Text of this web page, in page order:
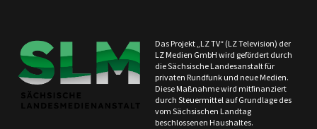
Das Projekt „LZ TV“ (LZ Television) der
LZ Medien GmbH wird gefördert durch
die Sächsische Landesanstalt für
privaten Rundfunk und neue Medien.
Diese Maßnahme wird mitfinanziert
durch Steuermittel auf Grundlage des
vom Sächsischen Landtag
beschlossenen Haushaltes.